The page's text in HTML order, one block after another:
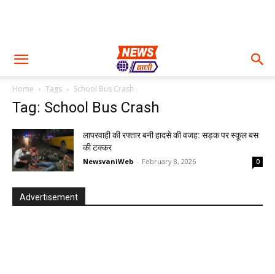
Home Tags School Bus Crash
Tag: School Bus Crash
लापरवाही की रफ्तार बनी हादसे की वजह: सड़क पर स्कूल बस
की टक्कर
NewsvaniWeb - February 8, 2026 0
Advertisement